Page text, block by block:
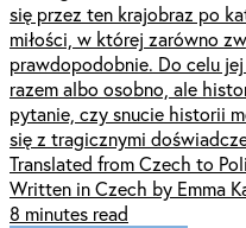
się przez ten krajobraz po
miłości, w której zarówno
prawdopodobnie. Do celu
razem albo osobno, ale
pytanie, czy snucie historii
się z tragicznymi
Translated from Czech to
Written in Czech by Emma
8 minutes read